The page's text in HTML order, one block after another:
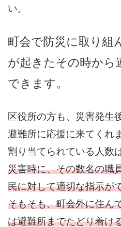
い。
町会で防災に取り組
が起きたその時から
できます。
区役所の方も、災害発生
避難所に応援に来てくれ
割り当てられている人数
災害時に、その数名の職
民に対して適切な指示が
そもそも、町会外に住ん
は避難所までたどり着け